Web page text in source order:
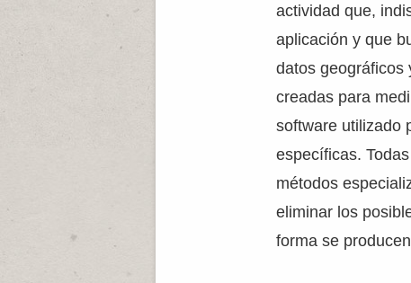
actividad que,
aplicación y que
datos geográficos
creadas para
software utilizado
específicas.
métodos
eliminar los
forma se